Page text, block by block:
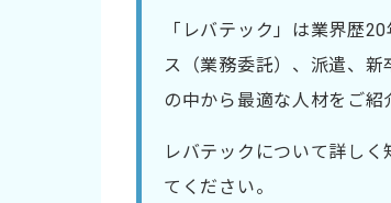
「レバテック」は業界歴
ス（業務委託）、派遣、
の中から最適な人材をご紹
レバテックについて詳しく
てください。